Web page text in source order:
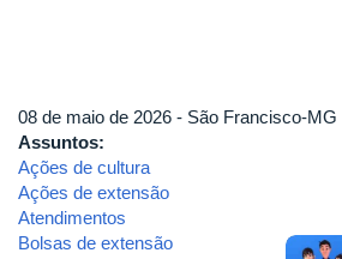
08 de maio de 2026 - São Francisco-MG
Assuntos:
Ações de cultura
Ações de extensão
Atendimentos
Bolsas de extensão